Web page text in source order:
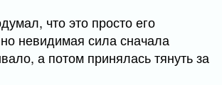
что это просто его
невидимая сила сначала
а потом принялась тянуть за